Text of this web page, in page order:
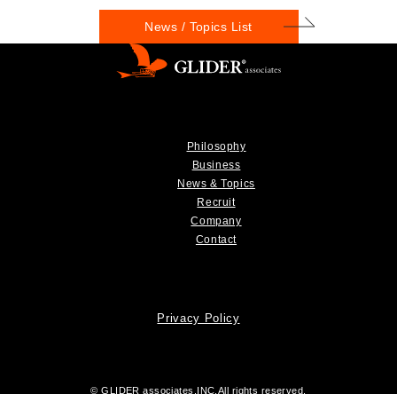
News / Topics List
Philosophy
Business
News & Topics
Recruit
Company
Contact
Privacy Policy
© GLIDER associates,INC.All rights reserved.